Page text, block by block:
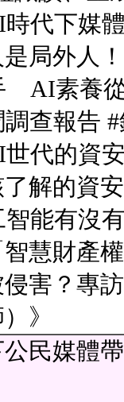
代下媒
是局外
AI素養
查報告
代的資
解的資
能有沒
慧財產
害？專
》
民媒體